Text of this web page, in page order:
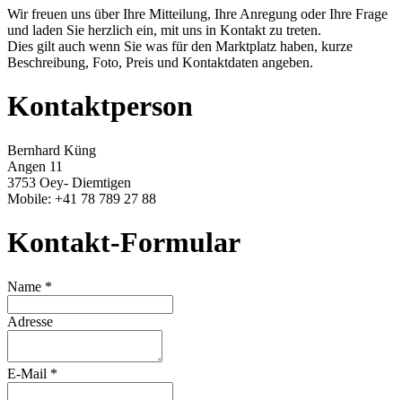
Wir freuen uns über Ihre Mitteilung, Ihre Anregung oder Ihre Frage
und laden Sie herzlich ein, mit uns in Kontakt zu treten.
Dies gilt auch wenn Sie was für den Marktplatz haben, kurze
Beschreibung, Foto, Preis und Kontaktdaten angeben.
Kontaktperson
Bernhard Küng
Angen 11
3753 Oey- Diemtigen
Mobile: +41 78 789 27 88
Kontakt-Formular
Name *
Adresse
E-Mail *